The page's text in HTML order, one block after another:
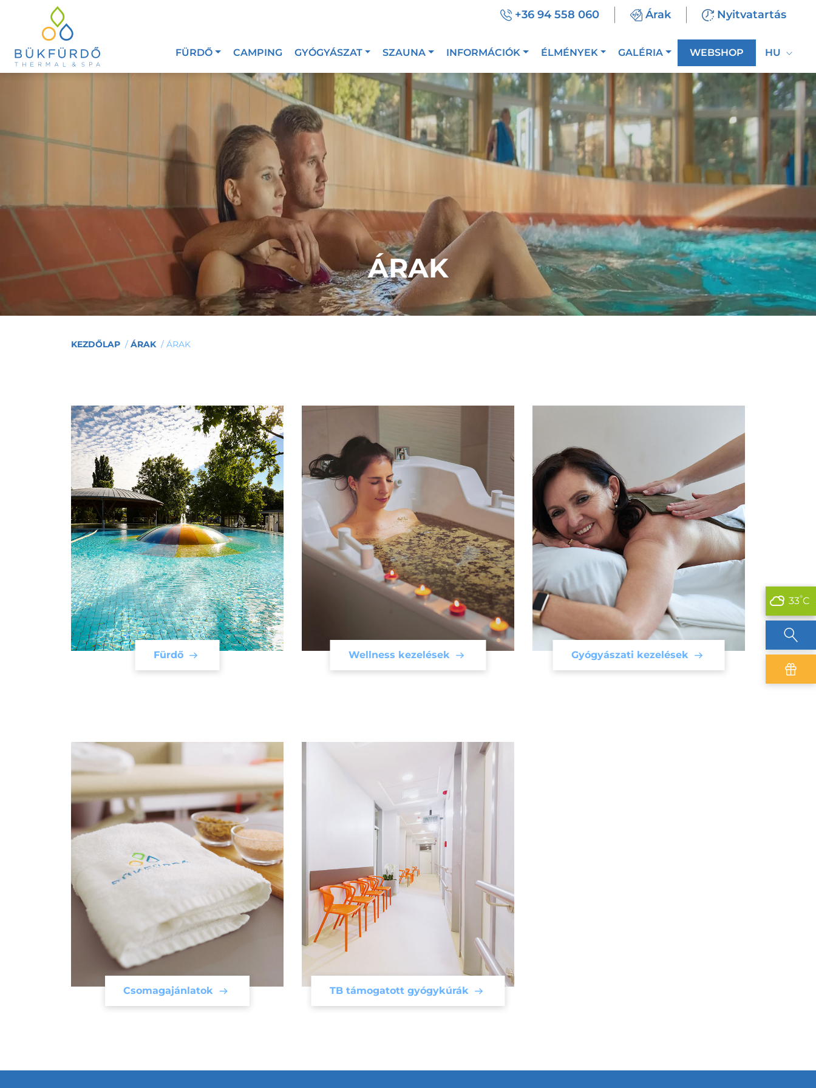
+36 94 558 060 Árak Nyitvatartás
FÜRDŐ CAMPING GYÓGYÁSZAT SZAUNA INFORMÁCIÓK ÉLMÉNYEK GALÉRIA WEBSHOP HU
33°C
ÁRAK
KEZDŐLAP / ÁRAK / ÁRAK
Fürdő Wellness kezelések Gyógyászati kezelések
Csomagajánlatok TB támogatott gyógykúrák